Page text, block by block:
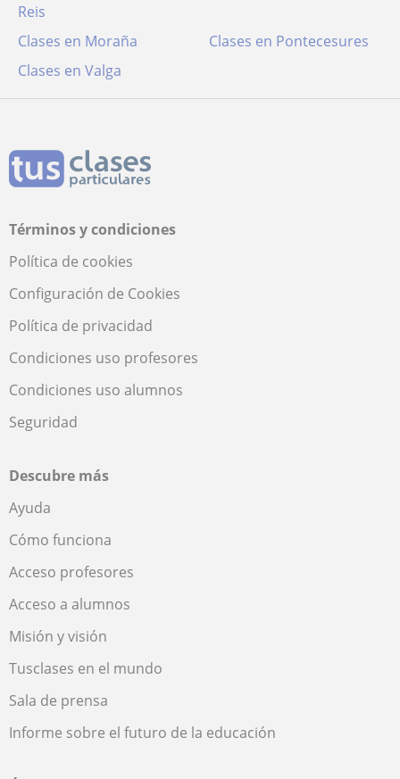
Reis
Clases en Moraña
Clases en Pontecesures
Clases en Valga
Términos y condiciones
Política de cookies
Configuración de Cookies
Política de privacidad
Condiciones uso profesores
Condiciones uso alumnos
Seguridad
Descubre más
Ayuda
Cómo funciona
Acceso profesores
Acceso a alumnos
Misión y visión
Tusclases en el mundo
Sala de prensa
Informe sobre el futuro de la educación